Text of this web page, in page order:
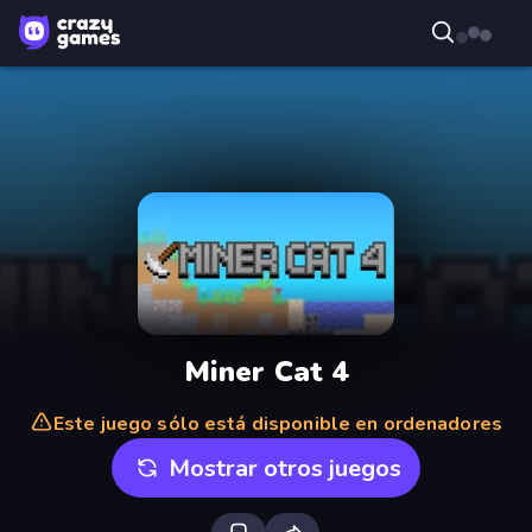
Miner Cat 4
Este juego sólo está disponible en ordenadores
Mostrar otros juegos